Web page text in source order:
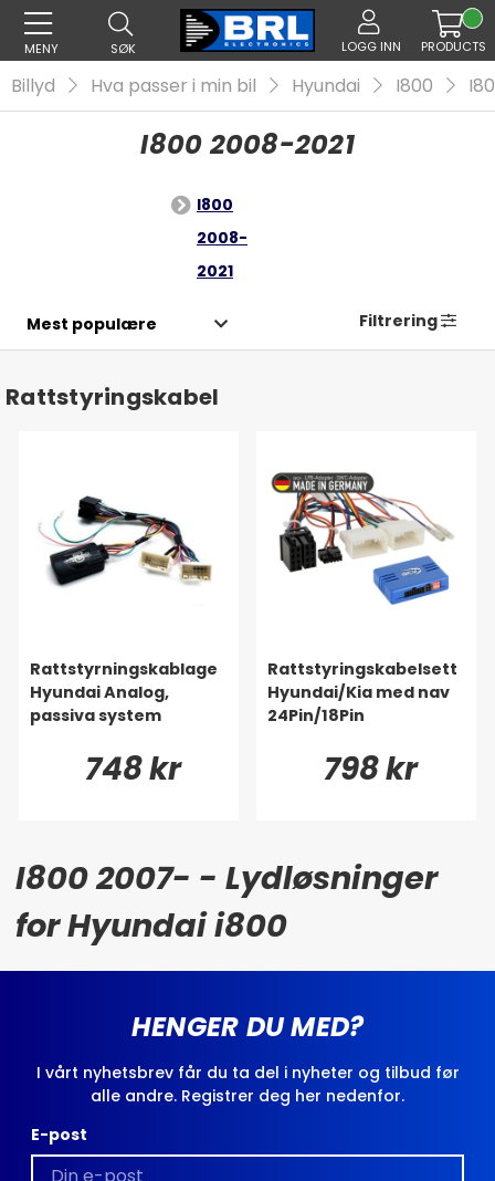
MENY SØK LOGG INN PRODUCTS
Billyd Hva passer i min bil Hyundai I800
I800 2008-2021
I800
2008-
2021
Filtrering
Rattstyringskabel
Rattstyrningskablage
Hyundai Analog,
passiva system
748 kr
Rattstyringskabelsett
Hyundai/Kia med nav
24Pin/18Pin
798 kr
I800 2007- - Lydløsninger
for Hyundai i800
HENGER DU MED?
I vårt nyhetsbrev får du ta del i nyheter og tilbud før
alle andre. Registrer deg her nedenfor.
E-post